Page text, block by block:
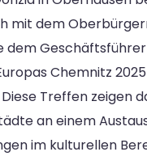
mit dem
dem
Chemnitz
Treffen zeigen
an einem
im kulturellen